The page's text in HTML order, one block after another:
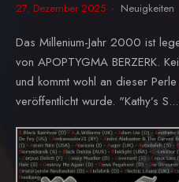
27. Dezember 2025 Neuigkeiten
Das Millenium-Jahr 2000 ist
von APOPTYGMA BERZERK.
und kommt wohl an dieser
veröffentlicht wurde. "Kathy’s S...